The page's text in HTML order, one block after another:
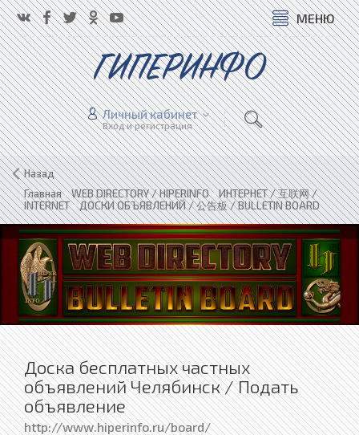
МЕНЮ
ГИПЕРИНФО
Личный кабинет
Вход и регистрация
Назад
Главная»WEB DIRECTORY / HIPERINFO»ИНТЕРНЕТ / 互联网 /
INTERNET»ДОСКИ ОБЪЯВЛЕНИЙ / 公告板 / BULLETIN BOARD
Доска бесплатных частных
объявлений Челябинск / Подать
объявление
http://www.hiperinfo.ru/board/